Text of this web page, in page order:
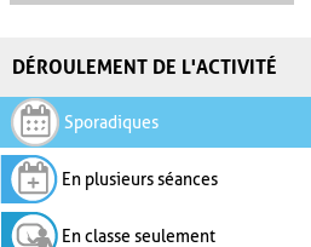
DÉROULEMENT DE L'ACTIVITÉ
Sporadiques
En plusieurs séances
En classe seulement